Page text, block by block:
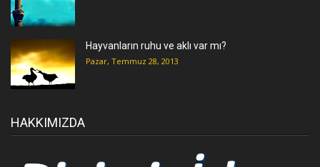
Hayvanların ruhu ve aklı var mı?
Pazar, Temmuz 28, 2013
HAKKIMIZDA